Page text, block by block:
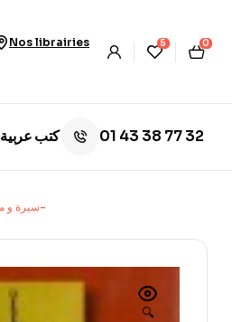
Nos librairies 5 0
كتب عربية 01 43 38 77 32
LA BIOGRAPHIE ET LES FASTES DE « OMAR BEN ABDUL-AZIZ » – سيرة و مناقب عمر بن عبد العزيز – الخليفة الزاهد-
🔍